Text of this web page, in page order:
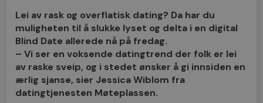
Lei av rask og overflatisk dating? Da har du
muligheten til å slukke lyset og delta i en digital
Blind Date allerede nå på fredag.
– Vi ser en voksende datingtrend der folk er lei
av raske sveip, og i stedet ønsker å gi innsiden en
ærlig sjanse, sier Jessica Wiblom fra
datingtjenesten Møteplassen.